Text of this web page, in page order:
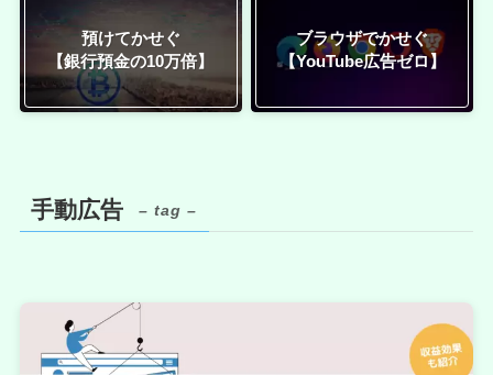
預けてかせぐ
【銀行預金の10万倍】
ブラウザでかせぐ
【YouTube広告ゼロ】
手動広告 – tag –